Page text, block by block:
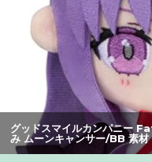
【悲報】風俗嬢やって
【朗報】アマガミの棚
なる：26/08/03のニュース
【動画】大阪府警に射
しそうに死ぬ
【悲報】Z世代の身長低
グッドスマイルカンパニー
み ムーンキャンサー/BB 素